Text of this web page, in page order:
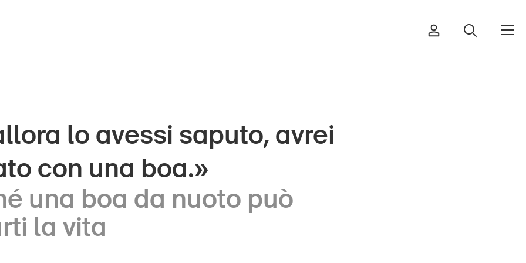
UPI – chi siamo
Media
Politica
Ordinare & scaricare materiali
lo avessi saputo, avrei
con una boa.»
una boa da nuoto può
la vita